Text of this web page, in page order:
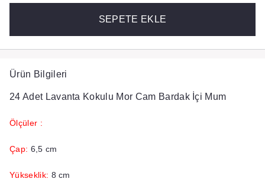
SEPETE EKLE
Ürün Bilgileri
24 Adet Lavanta Kokulu Mor Cam Bardak İçi Mum
Ölçüler :
Çap: 6,5 cm
Yükseklik: 8 cm